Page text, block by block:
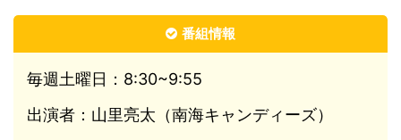
番組情報
毎週土曜日：8:30~9:55
出演者：山里亮太（南海キャンディーズ）